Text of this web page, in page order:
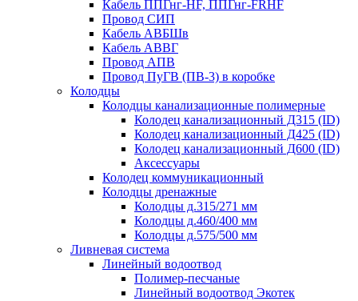
Кабель ППГнг-HF, ППГнг-FRHF
Провод СИП
Кабель АВБШв
Кабель АВВГ
Провод АПВ
Провод ПуГВ (ПВ-3) в коробке
Колодцы
Колодцы канализационные полимерные
Колодец канализационный Д315 (ID)
Колодец канализационный Д425 (ID)
Колодец канализационный Д600 (ID)
Аксессуары
Колодец коммуникационный
Колодцы дренажные
Колодцы д.315/271 мм
Колодцы д.460/400 мм
Колодцы д.575/500 мм
Ливневая система
Линейный водоотвод
Полимер-песчаные
Линейный водоотвод Экотек